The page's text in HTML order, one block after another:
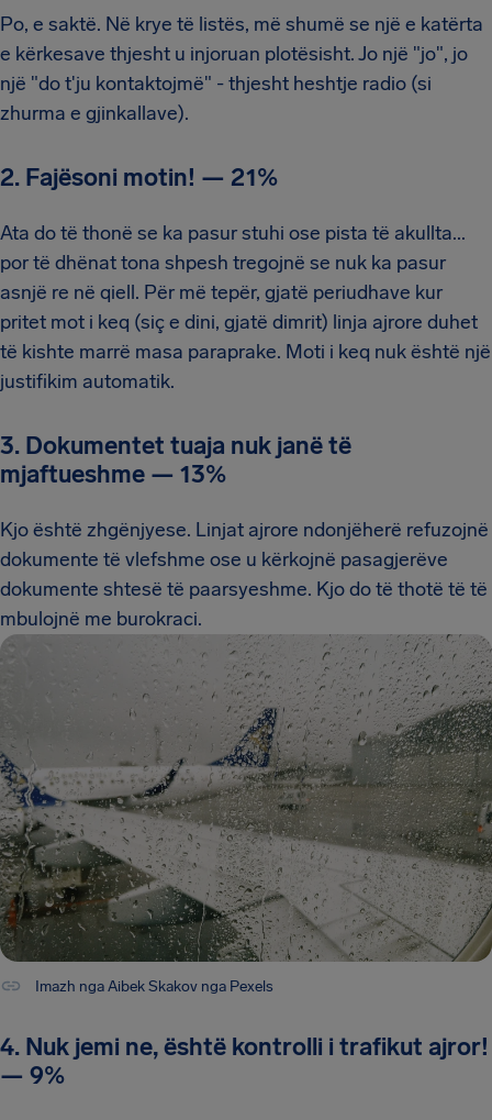
Po, e saktë. Në krye të listës, më shumë se një e katërta
e kërkesave thjesht u injoruan plotësisht. Jo një "jo", jo
një "do t'ju kontaktojmë" - thjesht heshtje radio (si
zhurma e gjinkallave).
2. Fajësoni motin! — 21%
Ata do të thonë se ka pasur stuhi ose pista të akullta...
por të dhënat tona shpesh tregojnë se nuk ka pasur
asnjë re në qiell. Për më tepër, gjatë periudhave kur
pritet mot i keq (siç e dini, gjatë dimrit) linja ajrore duhet
të kishte marrë masa paraprake. Moti i keq nuk është një
justifikim automatik.
3. Dokumentet tuaja nuk janë të
mjaftueshme — 13%
Kjo është zhgënjyese. Linjat ajrore ndonjëherë refuzojnë
dokumente të vlefshme ose u kërkojnë pasagjerëve
dokumente shtesë të paarsyeshme. Kjo do të thotë të të
mbulojnë me burokraci.
Imazh nga Aibek Skakov nga Pexels
4. Nuk jemi ne, është kontrolli i trafikut ajror!
— 9%